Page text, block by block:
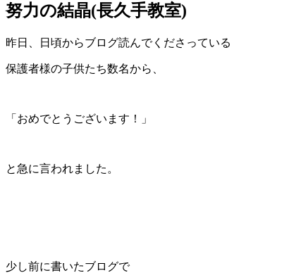
努力の結晶(長久手教室)
昨日、日頃からブログ読んでくださっている
保護者様の子供たち数名から、
「おめでとうございます！」
と急に言われました。
少し前に書いたブログで